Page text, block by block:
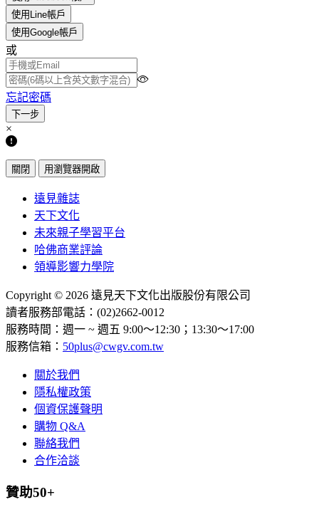
使用Line帳戶
使用Google帳戶
或
忘記密碼
×
關閉 用瀏覽器開啟
遠見雜誌
天下文化
未來親子學習平台
哈佛商業評論
領導影響力學院
Copyright © 2026 遠見天下文化出版股份有限公司
讀者服務部電話：(02)2662-0012
服務時間：週一 ~ 週五 9:00～12:30；13:30～17:00
服務信箱： 50plus@cwgv.com.tw
關於我們
隱私權政策
個資保護聲明
購物 Q&A
聯絡我們
合作洽談
贊助50+